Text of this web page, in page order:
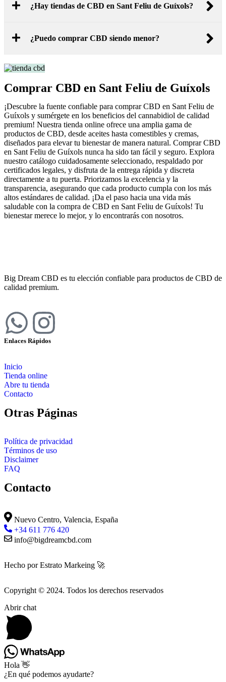
¿Hay tiendas de CBD en Sant Feliu de Guíxols?
¿Puedo comprar CBD siendo menor?
Comprar CBD en Sant Feliu de Guíxols
¡Descubre la fuente confiable para comprar CBD en Sant Feliu de
Guíxols y sumérgete en los beneficios del cannabidiol de calidad
premium! Nuestra tienda online ofrece una amplia gama de
productos de CBD, desde aceites hasta comestibles y cremas,
diseñados para elevar tu bienestar de manera natural. Comprar CBD
en Sant Feliu de Guíxols nunca ha sido tan fácil y seguro. Explora
nuestro catálogo cuidadosamente seleccionado, respaldado por
certificados legales, y disfruta de la entrega rápida y discreta
directamente a tu puerta. Priorizamos la excelencia y la
transparencia, asegurando que cada producto cumpla con los más
altos estándares de calidad. ¡Da el paso hacia una vida más
saludable con la compra de CBD en Sant Feliu de Guíxols! Tu
bienestar merece lo mejor, y lo encontrarás con nosotros.
Big Dream CBD es tu elección confiable para productos de CBD de
calidad premium.
Enlaces Rápidos
Inicio
Tienda online
Abre tu tienda
Contacto
Otras Páginas
Política de privacidad
Términos de uso
Disclaimer
FAQ
Contacto
Nuevo Centro, Valencia, España
+34 611 776 420
info@bigdreamcbd.com
Hecho por Estrato Markeing 🚀
Copyright © 2024. Todos los derechos reservados
Abrir chat
Hola 👋
¿En qué podemos ayudarte?